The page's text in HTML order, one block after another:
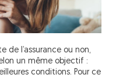
de l’assurance ou non,
un même objectif :
conditions. Pour ce